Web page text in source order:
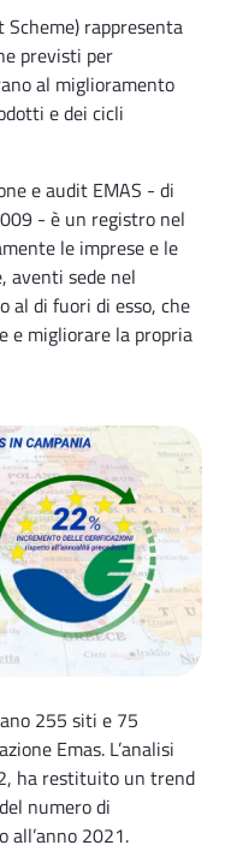
rappresenta
previsti per
al miglioramento
e dei cicli
e audit EMAS - di
- è un registro nel
le imprese e le
aventi sede nel
al di fuori di esso, che
e migliorare la propria
255 siti e 75
Emas. L’analisi
ha restituito un trend
numero di
all’anno 2021.